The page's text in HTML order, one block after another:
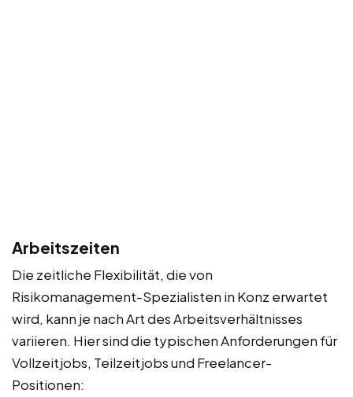
Arbeitszeiten
Die zeitliche Flexibilität, die von
Risikomanagement-Spezialisten in Konz erwartet
wird, kann je nach Art des Arbeitsverhältnisses
variieren. Hier sind die typischen Anforderungen für
Vollzeitjobs, Teilzeitjobs und Freelancer-
Positionen: